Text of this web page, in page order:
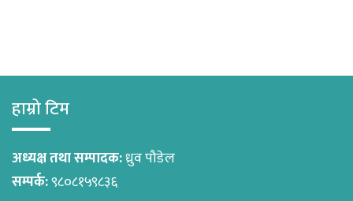
हाम्रो टिम
अध्यक्ष तथा सम्पादक:ध्रुव पौडेल
सम्पर्क:९८०८१५९८३६